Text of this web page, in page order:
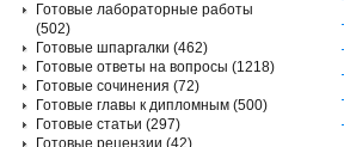
Готовые лабораторные работы
(502)
Готовые шпаргалки (462)
Готовые ответы на вопросы (1218)
Готовые сочинения (72)
Готовые главы к дипломным (500)
Готовые статьи (297)
Готовые рецензии (42)